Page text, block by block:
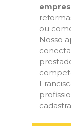
ou
Nosso